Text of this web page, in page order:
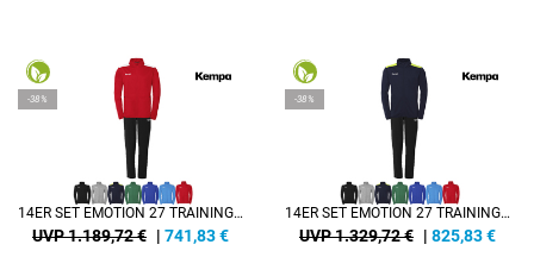
-38%
14ER SET EMOTION 27 TRAININGSANZUG KINDER INKL. DRUCK
UVP 1.189,72 € | 741,83€
-38%
14ER SET EMOTION 27 TRAININGSANZUG HERREN INKL. DRUCK
UVP 1.329,72 € | 825,83€